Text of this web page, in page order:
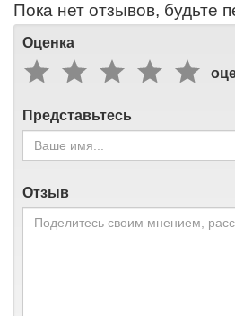
Пока нет отзывов, будьте
Оценка
Представьтесь
Отзыв